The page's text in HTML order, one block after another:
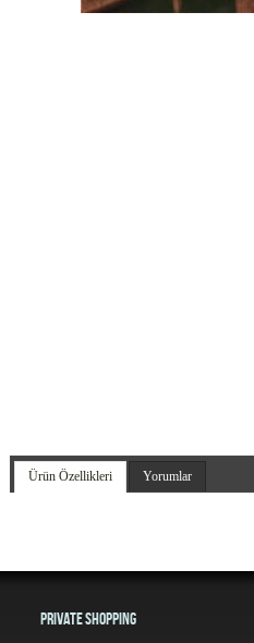
Ürün Özellikleri Yorumlar
Private Shopping